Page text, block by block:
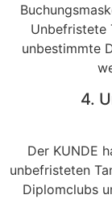
Unbefristete
unbestimmte
4.
Der KUNDE
unbefristeten
Diplomclubs